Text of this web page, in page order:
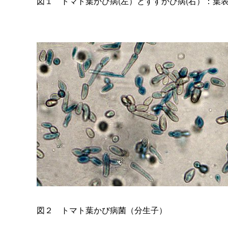
図 ２ トマト葉かび病菌（分生子）